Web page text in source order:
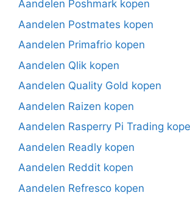
Aandelen Poshmark kopen
Aandelen Postmates kopen
Aandelen Primafrio kopen
Aandelen Qlik kopen
Aandelen Quality Gold kopen
Aandelen Raizen kopen
Aandelen Rasperry Pi Trading
Aandelen Readly kopen
Aandelen Reddit kopen
Aandelen Refresco kopen